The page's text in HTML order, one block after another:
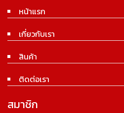
หน้าแรก
เกี่ยวกับเรา
สินค้า
ติดต่อเรา
สมาชิก